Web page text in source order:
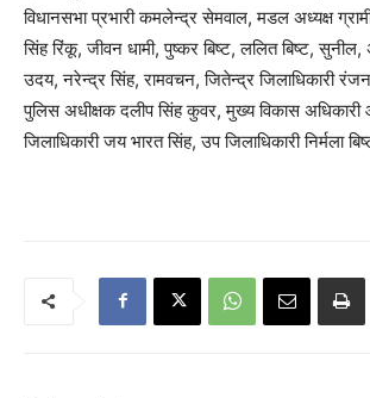
विधानसभा प्रभारी कमलेन्द्र सेमवाल, मडल अध्यक्ष
सिंह रिंकू, जीवन धामी, पुष्कर बिष्ट, ललित बिष्ट,
उदय, नरेन्द्र सिंह, रामवचन, जितेन्द्र जिलाधिकारी
पुलिस अधीक्षक दलीप सिंह कुवर, मुख्य विकास
जिलाधिकारी जय भारत सिंह, उप जिलाधिकारी निर्मला